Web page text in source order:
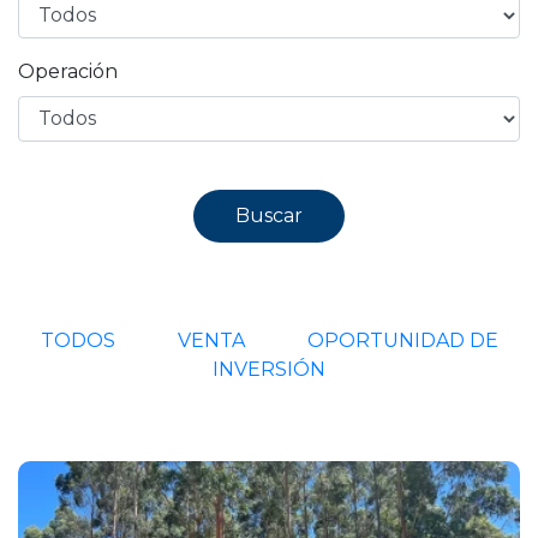
Operación
Buscar
TODOS VENTA
OPORTUNIDAD DE
INVERSIÓN